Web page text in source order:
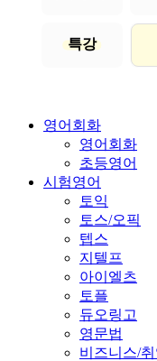
특강
영어회화
영어회화
초등영어
시험영어
토익
토스/오픽
텝스
지텔프
아이엘츠
토플
듀오링고
영문법
비즈니스/